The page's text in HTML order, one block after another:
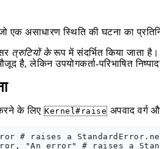
एक असाधारण स्थिति की घटना का
त्रुटियों केरूप में संदर्भित किया जाता
है, लेकिन उपयोगकर्ता-परिभाषित
के लिए Kernel#raise अपवाद वर्ग
# raises a